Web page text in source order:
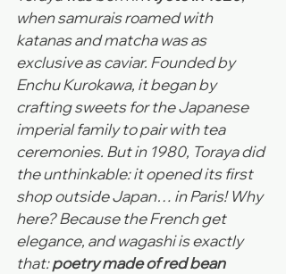
when samurais roamed with
katanas and matcha was as
exclusive as caviar. Founded by
Enchu Kurokawa, it began by
crafting sweets for the Japanese
imperial family to pair with tea
ceremonies. But in 1980, Toraya did
the unthinkable: it opened its first
shop outside Japan… in Paris! Why
here? Because the French get
elegance, and wagashi is exactly
that: poetry made of red bean